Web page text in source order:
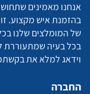
אנחנו מאמינים
בהזמנת איש מקצוע.
של המומלצים שלנו
בכל בעיה שמתעוררת
וידאג למלא את
החברה